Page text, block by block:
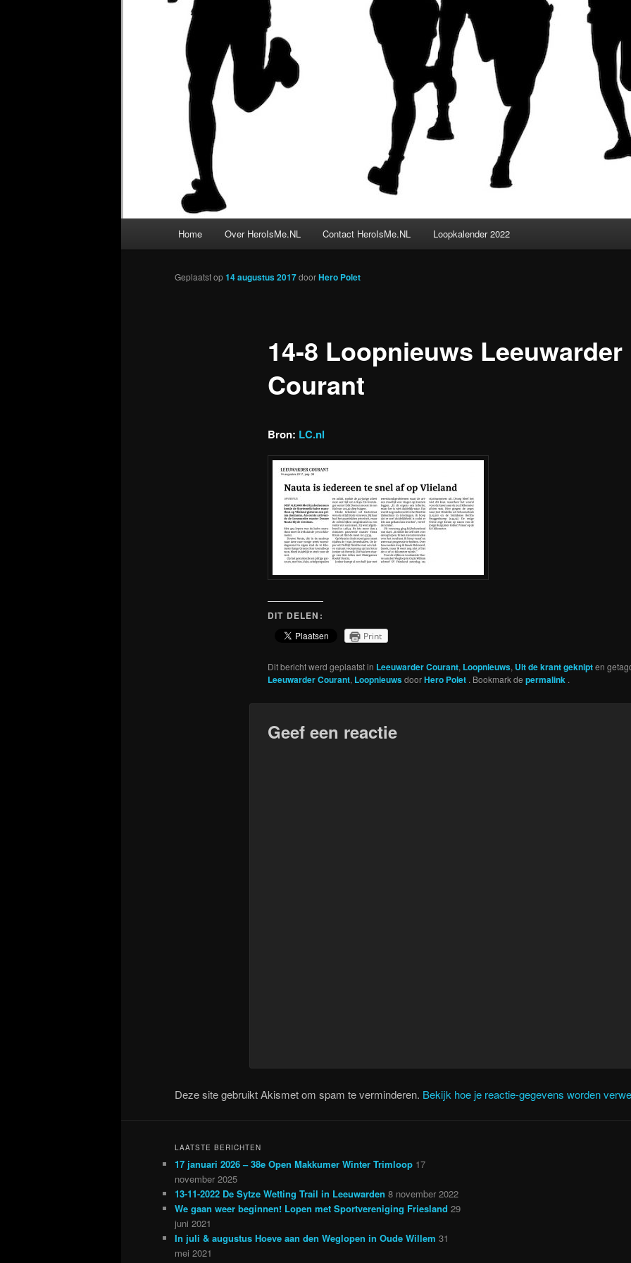
Home Over HeroIsMe.NL Contact HeroIsMe.NL Loopkalender 2022
14-8 Loopnieuws Leeuwarder
Courant
Geplaatst op14 augustus 2017doorHero Polet
Bron: LC.nl
DIT DELEN:
Print
Dit bericht werd geplaatst in Leeuwarder Courant, Loopnieuws, Uit de krant geknipten
Leeuwarder Courant, LoopnieuwsdoorHero Polet . Bookmark de permalink .
Geef een reactie
Deze site gebruikt Akismet om spam te verminderen. Bekijk hoe je reactie-gegevens worden
LAATSTE BERICHTEN
17 januari 2026 – 38e Open Makkumer Winter Trimloop 17
november 2025
13-11-2022 De Sytze Wetting Trail in Leeuwarden 8 november 2022
We gaan weer beginnen! Lopen met Sportvereniging Friesland 29
juni 2021
In juli & augustus Hoeve aan den Weglopen in Oude Willem 31
mei 2021